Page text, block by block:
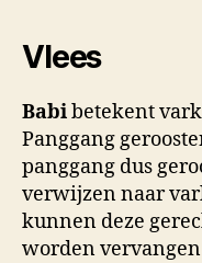
Vlees
Babibetekent
Panggang
panggang dus
verwijzen naar
kunnen deze
worden